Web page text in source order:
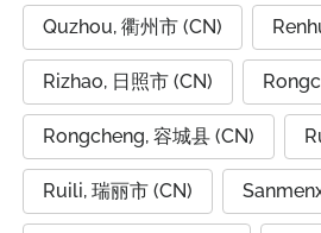
Quzhou, 衢州市 (CN)
Rizhao, 日照市 (CN)
Rongcheng, 容城县 (CN)
Ruili, 瑞丽市 (CN)